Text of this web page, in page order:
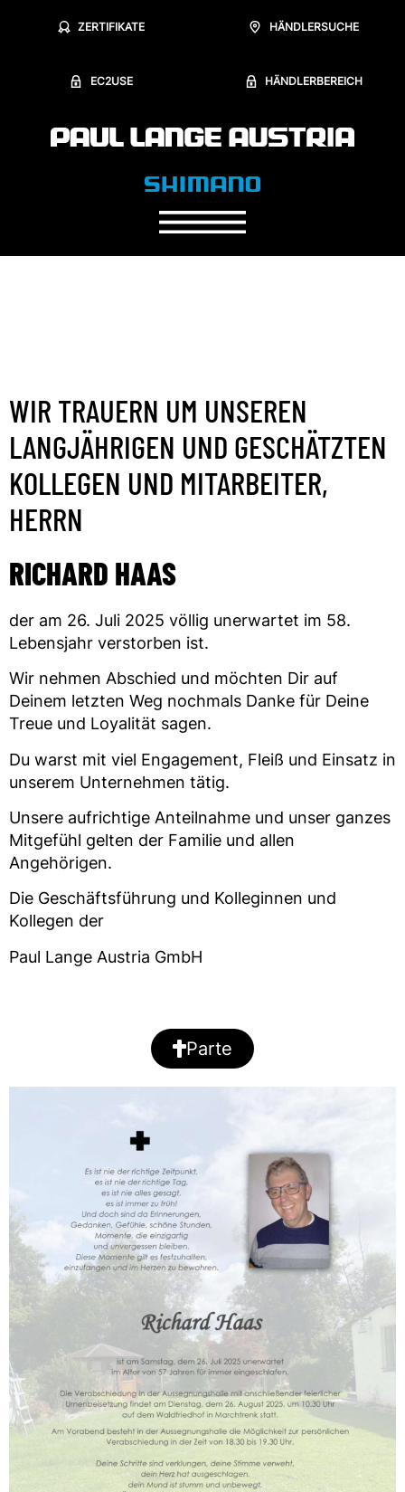
ZERTIFIKATE HÄNDLERSUCHE
EC2USE HÄNDLERBEREICH
WIR TRAUERN UM UNSEREN
LANGJÄHRIGEN UND GESCHÄTZTEN
KOLLEGEN UND MITARBEITER,
HERRN
RICHARD HAAS
der am 26. Juli 2025 völlig unerwartet im 58.
Lebensjahr verstorben ist.
Wir nehmen Abschied und möchten Dir auf
Deinem letzten Weg nochmals Danke für Deine
Treue und Loyalität sagen.
Du warst mit viel Engagement, Fleiß und Einsatz in
unserem Unternehmen tätig.
Unsere aufrichtige Anteilnahme und unser ganzes
Mitgefühl gelten der Familie und allen
Angehörigen.
Die Geschäftsführung und Kolleginnen und
Kollegen der
Paul Lange Austria GmbH
Parte